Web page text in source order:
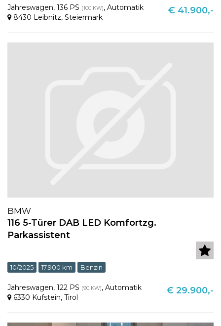
Jahreswagen, 136 PS (100 KW), Automatik
8430 Leibnitz, Steiermark
€ 41.900,-
BMW
116 5-Türer DAB LED Komfortzg.
Parkassistent
10/2025 17.900 km Benzin
Jahreswagen, 122 PS (90 KW), Automatik
6330 Kufstein, Tirol
€ 29.900,-